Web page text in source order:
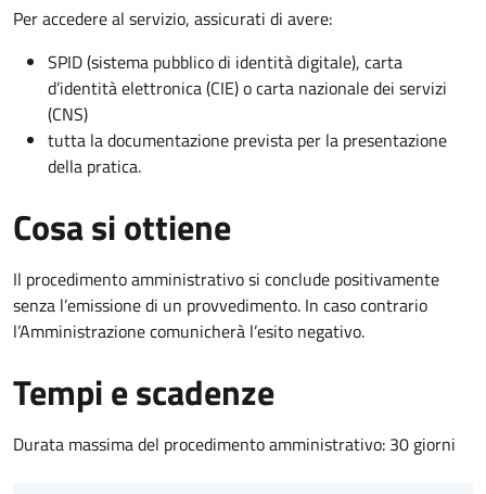
Per accedere al servizio, assicurati di avere:
SPID (sistema pubblico di identità digitale), carta
d’identità elettronica (CIE) o carta nazionale dei servizi
(CNS)
tutta la documentazione prevista per la presentazione
della pratica.
Cosa si ottiene
Il procedimento amministrativo si conclude positivamente
senza l’emissione di un provvedimento. In caso contrario
l’Amministrazione comunicherà l’esito negativo.
Tempi e scadenze
Durata massima del procedimento amministrativo: 30 giorni